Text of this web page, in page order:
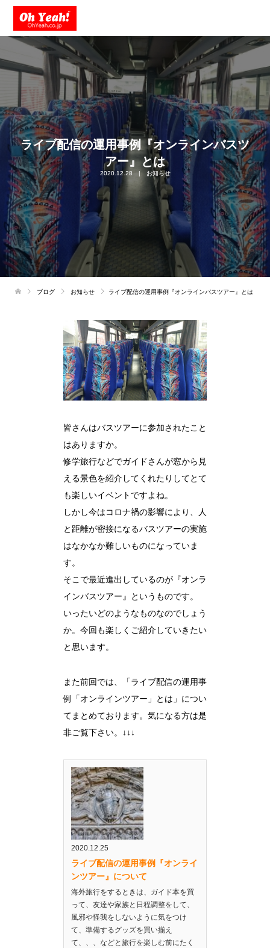
ライブ配信の運用事例『オンラインバスツ
アー』とは
2020.12.28 お知らせ
ブログ お知らせ ライブ配信の運用事例『オンラインバスツアー』とは
皆さんはバスツアーに参加されたこと
はありますか。
修学旅行などでガイドさんが窓から見
える景色を紹介してくれたりしてとて
も楽しいイベントですよね。
しかし今はコロナ禍の影響により、人
と距離が密接になるバスツアーの実施
はなかなか難しいものになっていま
す。
そこで最近進出しているのが『オンラ
インバスツアー』というものです。
いったいどのようなものなのでしょう
か。今回も楽しくご紹介していきたい
と思います。
また前回では、「ライブ配信の運用事
例「オンラインツアー」とは」につい
てまとめております。気になる方は是
非ご覧下さい。↓↓↓
2020.12.25
ライブ配信の運用事例『オンライ
ンツアー』について
海外旅行をするときは、ガイド本を買
って、友達や家族と日程調整をして、
風邪や怪我をしないように気をつけ
て、準備するグッズを買い揃え
て、、、などと旅行を楽しむ前にたく